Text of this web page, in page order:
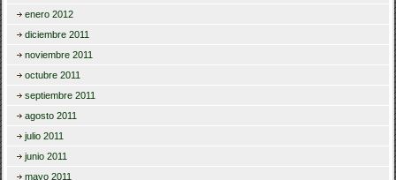
enero 2012
diciembre 2011
noviembre 2011
octubre 2011
septiembre 2011
agosto 2011
julio 2011
junio 2011
mayo 2011